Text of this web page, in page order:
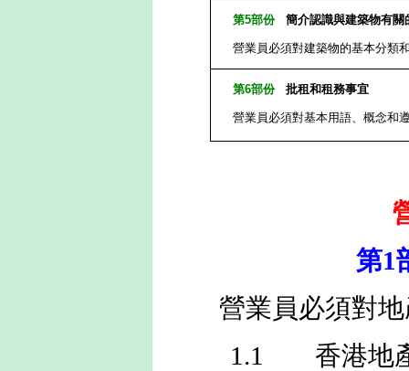
第5部份 簡介認識與建築物有
營業員必須對建築物的基本分類
第6部份 批租和租務事宜
營業員必須對基本用語、概念和
第1
營業員必須對
1.1香港地